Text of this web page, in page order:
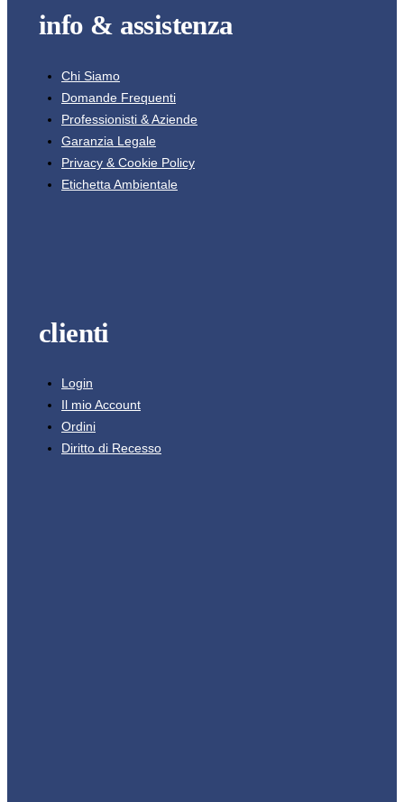
info & assistenza
Chi Siamo
Domande Frequenti
Professionisti & Aziende
Garanzia Legale
Privacy & Cookie Policy
Etichetta Ambientale
clienti
Login
Il mio Account
Ordini
Diritto di Recesso